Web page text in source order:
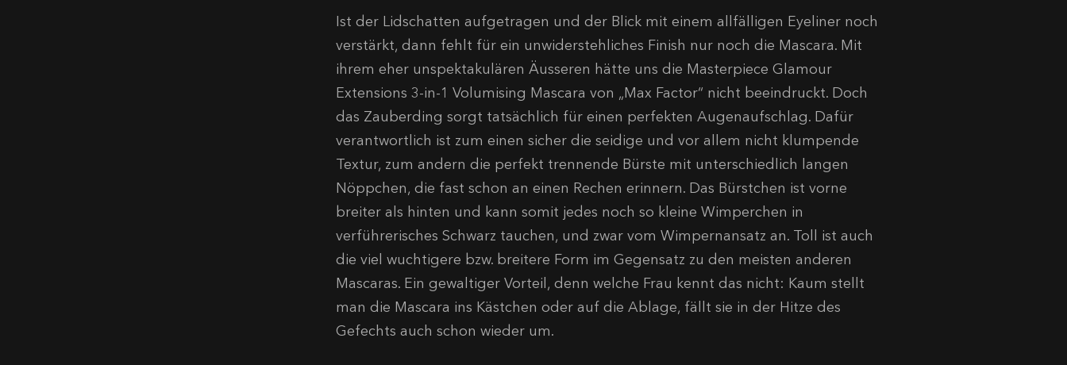
Ist der Lidschatten aufgetragen und der Blick mit einem allfälligen Eyeliner noch
verstärkt, dann fehlt für ein unwiderstehliches Finish nur noch die Mascara. Mit
ihrem eher unspektakulären Äusseren hätte uns die Masterpiece Glamour
Extensions 3-in-1 Volumising Mascara von „Max Factor“ nicht beeindruckt. Doch
das Zauberding sorgt tatsächlich für einen perfekten Augenaufschlag. Dafür
verantwortlich ist zum einen sicher die seidige und vor allem nicht klumpende
Textur, zum andern die perfekt trennende Bürste mit unterschiedlich langen
Nöppchen, die fast schon an einen Rechen erinnern. Das Bürstchen ist vorne
breiter als hinten und kann somit jedes noch so kleine Wimperchen in
verführerisches Schwarz tauchen, und zwar vom Wimpernansatz an. Toll ist auch
die viel wuchtigere bzw. breitere Form im Gegensatz zu den meisten anderen
Mascaras. Ein gewaltiger Vorteil, denn welche Frau kennt das nicht: Kaum stellt
man die Mascara ins Kästchen oder auf die Ablage, fällt sie in der Hitze des
Gefechts auch schon wieder um.